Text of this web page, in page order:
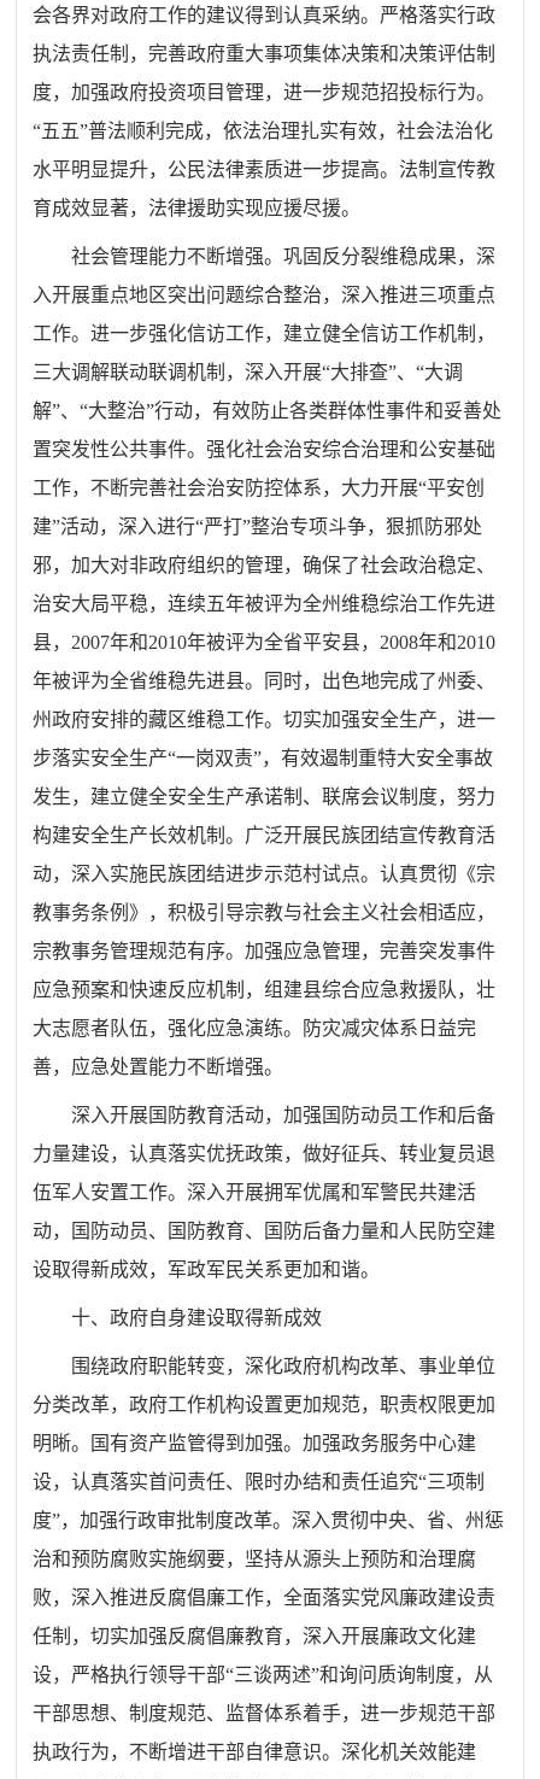
会各界对政府工作的建议得到认真采纳。严格落实行政
执法责任制，完善政府重大事项集体决策和决策评估制
度，加强政府投资项目管理，进一步规范招投标行为。
“五五”普法顺利完成，依法治理扎实有效，社会法治化
水平明显提升，公民法律素质进一步提高。法制宣传教
育成效显著，法律援助实现应援尽援。
社会管理能力不断增强。巩固反分裂维稳成果，深
入开展重点地区突出问题综合整治，深入推进三项重点
工作。进一步强化信访工作，建立健全信访工作机制，
三大调解联动联调机制，深入开展“大排查”、“大调
解”、“大整治”行动，有效防止各类群体性事件和妥善处
置突发性公共事件。强化社会治安综合治理和公安基础
工作，不断完善社会治安防控体系，大力开展“平安创
建”活动，深入进行“严打”整治专项斗争，狠抓防邪处
邪，加大对非政府组织的管理，确保了社会政治稳定、
治安大局平稳，连续五年被评为全州维稳综治工作先进
县，2007年和2010年被评为全省平安县，2008年和2010
年被评为全省维稳先进县。同时，出色地完成了州委、
州政府安排的藏区维稳工作。切实加强安全生产，进一
步落实安全生产“一岗双责”，有效遏制重特大安全事故
发生，建立健全安全生产承诺制、联席会议制度，努力
构建安全生产长效机制。广泛开展民族团结宣传教育活
动，深入实施民族团结进步示范村试点。认真贯彻《宗
教事务条例》，积极引导宗教与社会主义社会相适应，
宗教事务管理规范有序。加强应急管理，完善突发事件
应急预案和快速反应机制，组建县综合应急救援队，壮
大志愿者队伍，强化应急演练。防灾减灾体系日益完
善，应急处置能力不断增强。
深入开展国防教育活动，加强国防动员工作和后备
力量建设，认真落实优抚政策，做好征兵、转业复员退
伍军人安置工作。深入开展拥军优属和军警民共建活
动，国防动员、国防教育、国防后备力量和人民防空建
设取得新成效，军政军民关系更加和谐。
十、政府自身建设取得新成效
围绕政府职能转变，深化政府机构改革、事业单位
分类改革，政府工作机构设置更加规范，职责权限更加
明晰。国有资产监管得到加强。加强政务服务中心建
设，认真落实首问责任、限时办结和责任追究“三项制
度”，加强行政审批制度改革。深入贯彻中央、省、州惩
治和预防腐败实施纲要，坚持从源头上预防和治理腐
败，深入推进反腐倡廉工作，全面落实党风廉政建设责
任制，切实加强反腐倡廉教育，深入开展廉政文化建
设，严格执行领导干部“三谈两述”和询问质询制度，从
干部思想、制度规范、监督体系着手，进一步规范干部
执政行为，不断增进干部自律意识。深化机关效能建